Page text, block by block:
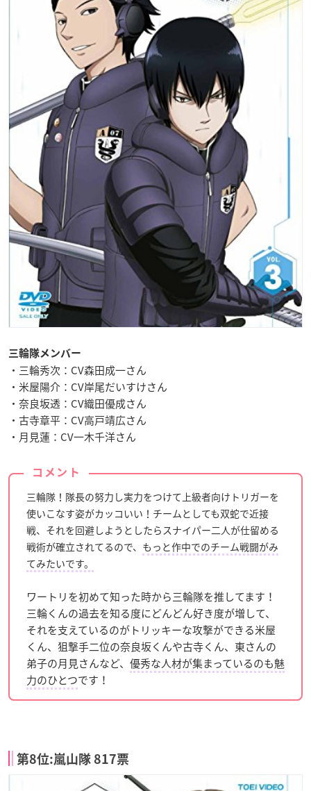
三輪隊メンバー
・三輪秀次：CV森田成一さん
・米屋陽介：CV岸尾だいすけさん
・奈良坂透：CV織田優成さん
・古寺章平：CV高戸靖広さん
・月見蓮：CV一木千洋さん
コメント
三輪隊！隊長の努力し実力をつけて上級者向けトリガーを
使いこなす姿がカッコいい！チームとしても双蛇で近接
戦、それを回避しようとしたらスナイパー二人が仕留める
戦術が確立されてるので、 もっと作中でのチーム戦闘がみ
てみたいです。
ワートリを初めて知った時から三輪隊を推してます！
三輪くんの過去を知る度にどんどん好き度が増して、
それを支えているのがトリッキーな攻撃ができる米屋
くん、狙撃手二位の奈良坂くんや古寺くん、東さんの
弟子の月見さんなど、 優秀な人材が集まっているのも魅
力のひとつです！
第8位:嵐山隊 817票